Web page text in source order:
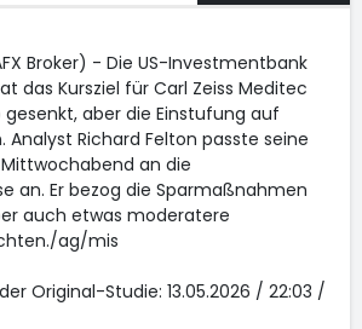
Broker) - Die US-Investmentbank
das Kursziel für Carl Zeiss Meditec
gesenkt, aber die Einstufung auf
Analyst Richard Felton passte seine
an die
an. Er bezog die Sparmaßnahmen
auch etwas moderatere
ag/mis
Original-Studie: 13.05.2026 / 22:03 /